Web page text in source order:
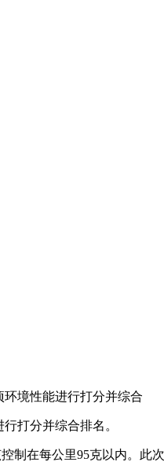
境性能进行打分并综合
打分并综合排名。
制在每公里95克以内。此